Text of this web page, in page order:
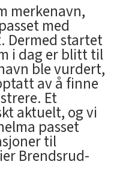
merkenavn,
med
Dermed startet
i dag er blitt til
ble vurdert,
av å finne
Et
aktuelt, og vi
passet
til
Brendsrud-